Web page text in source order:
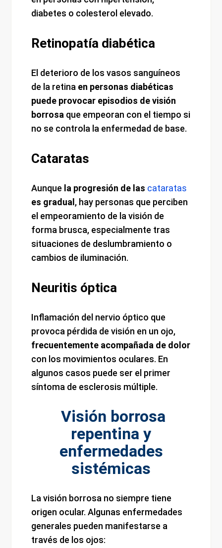
diabetes o colesterol elevado.
Retinopatía diabética
El deterioro de los vasos sanguíneos
de la retina en personas diabéticas
puede provocar episodios de visión
borrosa que empeoran con el tiempo si
no se controla la enfermedad de base.
Cataratas
Aunque la progresión de las cataratas
es gradual , hay personas que perciben
el empeoramiento de la visión de
forma brusca, especialmente tras
situaciones de deslumbramiento o
cambios de iluminación.
Neuritis óptica
Inflamación del nervio óptico que
provoca pérdida de visión en un ojo,
frecuentemente acompañada de dolor
con los movimientos oculares. En
algunos casos puede ser el primer
síntoma de esclerosis múltiple.
Visión borrosa
repentina y
enfermedades
sistémicas
La visión borrosa no siempre tiene
origen ocular. Algunas enfermedades
generales pueden manifestarse a
través de los ojos: